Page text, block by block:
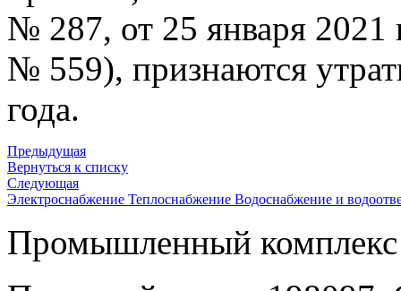
№ 287, от 25 января 2021
№ 559), признаются
года.
Предыдущая
Вернуться к списку
Следующая
Электроснабжение Теплоснабжение Водоснабжение и
Промышленный